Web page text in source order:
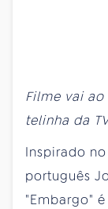
Filme vai
telinha da
Inspirado
português
"Embargo"